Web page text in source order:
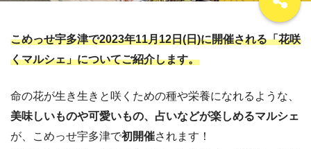
こめっせ宇多津で2023年11月12日(日)に開催される「花咲
くマルシェ」についてご紹介します。
命の花が生き生きと咲くための種や栄養になれるような、
美味しいものや可愛いもの、占いなどが楽しめるマルシェ
が、こめっせ宇多津で初開催されます！